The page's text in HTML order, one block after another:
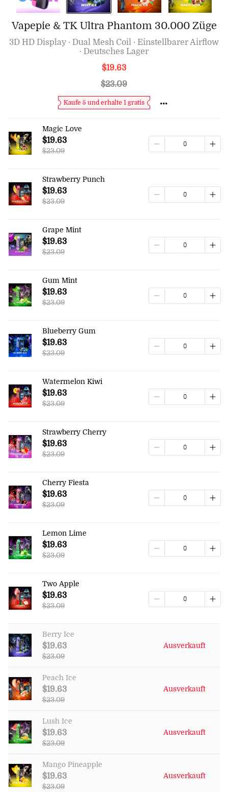
Vapepie & TK Ultra Phantom 30.000 Züge
3D HD Display · Dual Mesh Coil · Einstellbarer Airflow
· Deutsches Lager
Sale
$19.63
Regular
$23.09
Kaufe 5 und erhalte 1 gratis
Magic Love
$19.63
$23.09
Strawberry Punch
$19.63
$23.09
Grape Mint
$19.63
$23.09
Gum Mint
$19.63
$23.09
Blueberry Gum
$19.63
$23.09
Watermelon Kiwi
$19.63
$23.09
Strawberry Cherry
$19.63
$23.09
Cherry Fiesta
$19.63
$23.09
Lemon Lime
$19.63
$23.09
Two Apple
$19.63
$23.09
Berry Ice
$19.63
$23.09
Ausverkauft
Peach Ice
$19.63
$23.09
Ausverkauft
Lush Ice
$19.63
$23.09
Ausverkauft
Mango Pineapple
$19.63
$23.09
Ausverkauft